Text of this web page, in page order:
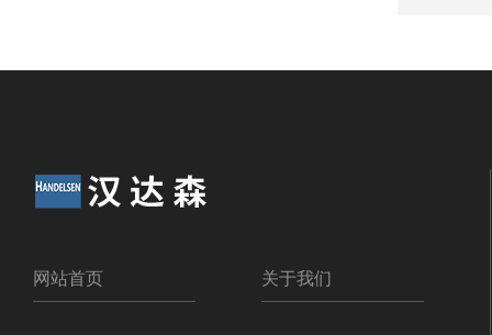
网站首页 关于我们